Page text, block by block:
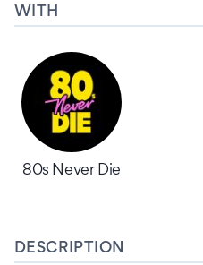
WITH
80s Never Die
DESCRIPTION